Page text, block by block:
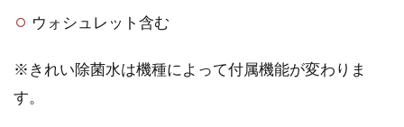
ウォシュレット含む
※きれい除菌水は機種によって付属機能が変わりま
す。